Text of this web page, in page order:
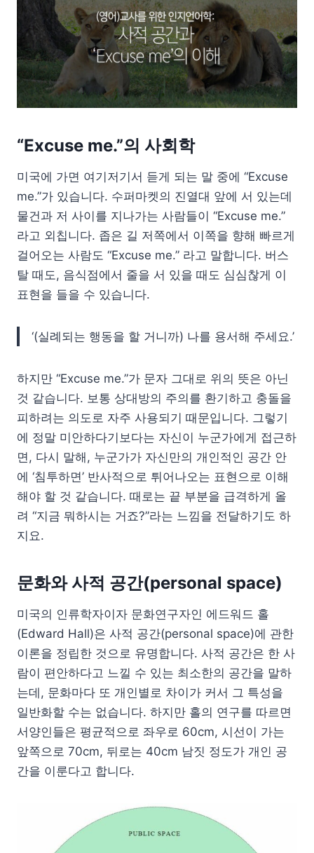
“Excuse me.”의 사회학
미국에 가면 여기저기서 듣게 되는 말 중에 “Excuse
me.”가 있습니다. 수퍼마켓의 진열대 앞에 서 있는데
물건과 저 사이를 지나가는 사람들이 “Excuse me.”
라고 외칩니다. 좁은 길 저쪽에서 이쪽을 향해 빠르게
걸어오는 사람도 “Excuse me.” 라고 말합니다. 버스
탈 때도, 음식점에서 줄을 서 있을 때도 심심찮게 이
표현을 들을 수 있습니다.
‘(실례되는 행동을 할 거니까) 나를 용서해 주세요.’
하지만 “Excuse me.”가 문자 그대로 위의 뜻은 아닌
것 같습니다. 보통 상대방의 주의를 환기하고 충돌을
피하려는 의도로 자주 사용되기 때문입니다. 그렇기
에 정말 미안하다기보다는 자신이 누군가에게 접근하
면, 다시 말해, 누군가가 자신만의 개인적인 공간 안
에 ‘침투하면’ 반사적으로 튀어나오는 표현으로 이해
해야 할 것 같습니다. 때로는 끝 부분을 급격하게 올
려 “지금 뭐하시는 거죠?”라는 느낌을 전달하기도 하
지요.
문화와 사적 공간(personal space)
미국의 인류학자이자 문화연구자인 에드워드 홀
(Edward Hall)은 사적 공간(personal space)에 관한
이론을 정립한 것으로 유명합니다. 사적 공간은 한 사
람이 편안하다고 느낄 수 있는 최소한의 공간을 말하
는데, 문화마다 또 개인별로 차이가 커서 그 특성을
일반화할 수는 없습니다. 하지만 홀의 연구를 따르면
서양인들은 평균적으로 좌우로 60cm, 시선이 가는
앞쪽으로 70cm, 뒤로는 40cm 남짓 정도가 개인 공
간을 이룬다고 합니다.